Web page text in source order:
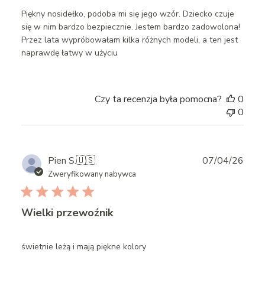
Piękny nosidełko, podoba mi się jego wzór. Dziecko czuje
się w nim bardzo bezpiecznie. Jestem bardzo zadowolona!
Przez lata wypróbowałam kilka różnych modeli, a ten jest
naprawdę łatwy w użyciu
Czy ta recenzja była pomocna?
0
0
Pien S.🇺🇸
Zweryfikowany nabywca
Wielki przewoźnik
świetnie leżą i mają piękne kolory
07/04/26